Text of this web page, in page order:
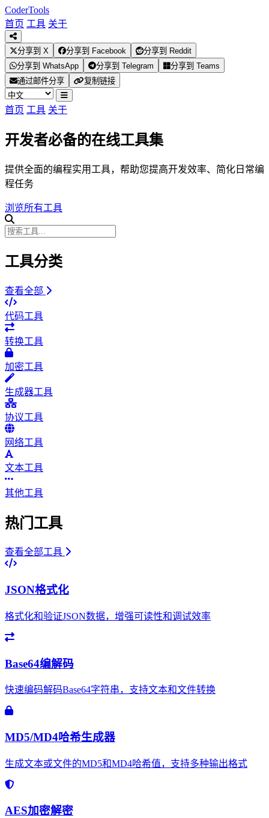
CoderTools
首页 工具 关于
分享到 X 分享到 Facebook
分享到 Reddit
分享到 WhatsApp
分享到 Telegram
分享到 Teams
通过邮件分享
复制链接
首页 工具 关于
开发者必备的在线工具集
提供全面的编程实用工具，帮助您提高开发效率、简化日常编
程任务
浏览所有工具
工具分类
查看全部
代码工具
转换工具
加密工具
生成器工具
协议工具
网络工具
文本工具
其他工具
热门工具
查看全部工具
JSON格式化
格式化和验证JSON数据，增强可读性和调试效率
Base64编解码
快速编码解码Base64字符串，支持文本和文件转换
MD5/MD4哈希生成器
生成文本或文件的MD5和MD4哈希值，支持多种输出格式
AES加密解密